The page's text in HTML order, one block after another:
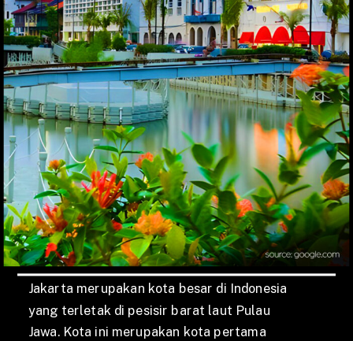
Jakarta merupakan kota besar di Indonesia
yang terletak di pesisir barat laut Pulau
Jawa. Kota ini merupakan kota pertama